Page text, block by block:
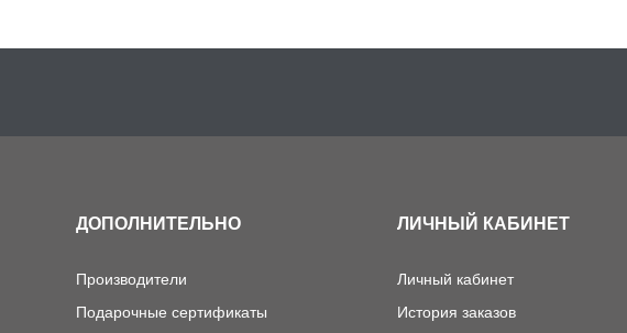
ДОПОЛНИТЕЛЬНО
Производители
Подарочные сертификаты
ЛИЧНЫЙ КАБИНЕТ
Личный кабинет
История заказов